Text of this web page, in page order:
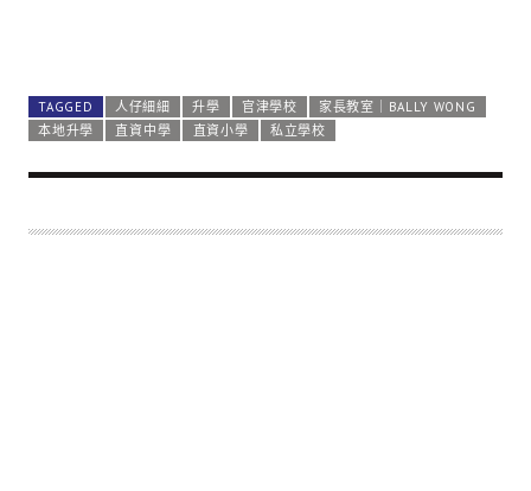
TAGGED 人仔細細 升學 官津學校
家長教室｜BALLY WONG
本地升學
直資中學 直資小學 私立學校